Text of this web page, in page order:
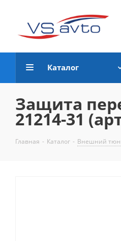
Каталог
Защита
21214-31
Главная - Каталог - Внешний